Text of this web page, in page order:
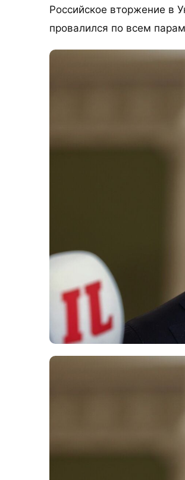
Российское вторжение в
провалился по всем